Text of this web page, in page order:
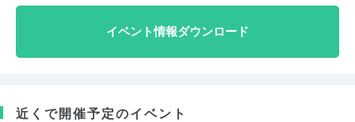
イベント情報ダウンロード
近くで開催予定のイベント